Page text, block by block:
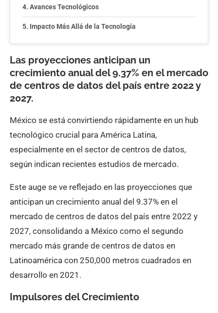
Avances Tecnológicos
Impacto Más Allá de la Tecnología
Las proyecciones anticipan un
crecimiento anual del 9.37% en el mercado
de centros de datos del país entre 2022 y
2027.
México se está convirtiendo rápidamente en un hub
tecnológico crucial para América Latina,
especialmente en el sector de centros de datos,
según indican recientes estudios de mercado.
Este auge se ve reflejado en las proyecciones que
anticipan un crecimiento anual del 9.37% en el
mercado de centros de datos del país entre 2022 y
2027, consolidando a México como el segundo
mercado más grande de centros de datos en
Latinoamérica con 250,000 metros cuadrados en
desarrollo en 2021.
Impulsores del Crecimiento